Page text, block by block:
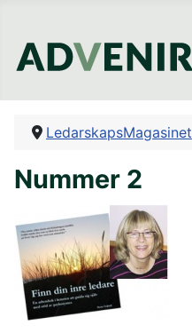
LedarskapsMagasinet
Nummer 2